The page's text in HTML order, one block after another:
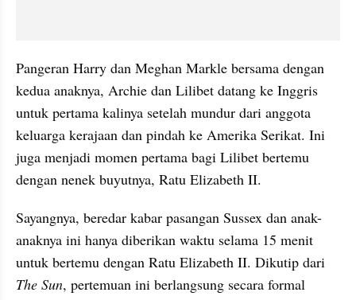
Pangeran Harry dan Meghan Markle bersama dengan
kedua anaknya, Archie dan Lilibet datang ke Inggris
untuk pertama kalinya setelah mundur dari anggota
keluarga kerajaan dan pindah ke Amerika Serikat. Ini
juga menjadi momen pertama bagi Lilibet bertemu
dengan nenek buyutnya, Ratu Elizabeth II.
Sayangnya, beredar kabar pasangan Sussex dan anak-
anaknya ini hanya diberikan waktu selama 15 menit
The Sun, pertemuan ini berlangsung secara formal